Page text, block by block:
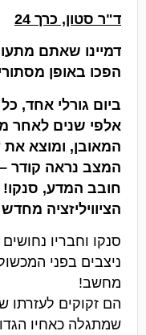
ד"ר סטון, כרך 24
דמיינו שאתם
הפכו באופן
ביום גורלי אחד,
אלפי שנים לאחר
המאובן, ומוצא
המצב נראה קודר
חובב המדע,
הציוויליזציה
סנקו וחבריו
ניצבים בפני
מחשב!
הם זקוקים לעזרתו
שמתגלה כאחיו